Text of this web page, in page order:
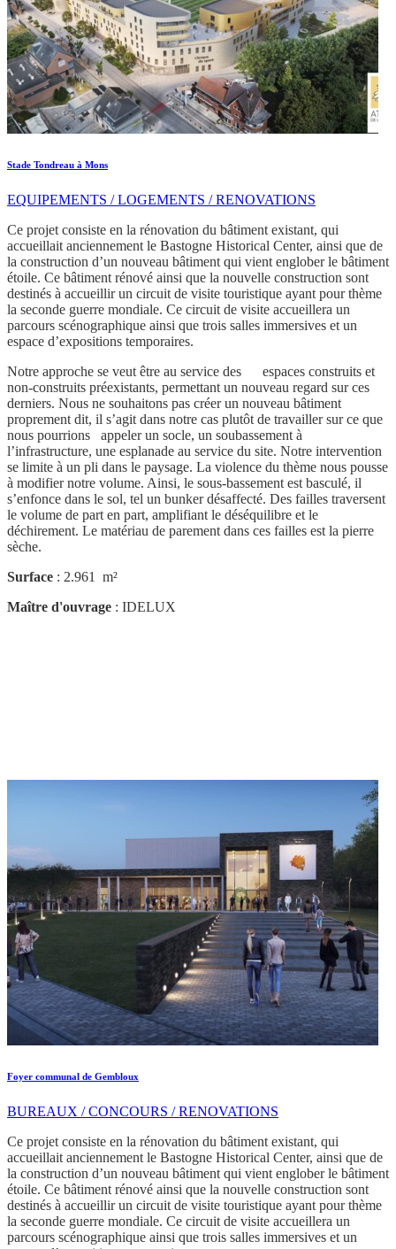
Stade Tondreau à Mons
EQUIPEMENTS / LOGEMENTS / RENOVATIONS
Ce projet consiste en la rénovation du bâtiment existant, qui
accueillait anciennement le Bastogne Historical Center, ainsi que de
la construction d’un nouveau bâtiment qui vient englober le bâtiment
étoile. Ce bâtiment rénové ainsi que la nouvelle construction sont
destinés à accueillir un circuit de visite touristique ayant pour thème
la seconde guerre mondiale. Ce circuit de visite accueillera un
parcours scénographique ainsi que trois salles immersives et un
espace d’expositions temporaires.
Notre approche se veut être au service des espaces construits et
non-construits préexistants, permettant un nouveau regard sur ces
derniers. Nous ne souhaitons pas créer un nouveau bâtiment
proprement dit, il s’agit dans notre cas plutôt de travailler sur ce que
nous pourrions appeler un socle, un soubassement à
l’infrastructure, une esplanade au service du site. Notre intervention
se limite à un pli dans le paysage. La violence du thème nous pousse
à modifier notre volume. Ainsi, le sous-bassement est basculé, il
s’enfonce dans le sol, tel un bunker désaffecté. Des failles traversent
le volume de part en part, amplifiant le déséquilibre et le
déchirement. Le matériau de parement dans ces failles est la pierre
sèche.
Surface : 2.961 m²
Maître d'ouvrage : IDELUX
Foyer communal de Gembloux
BUREAUX / CONCOURS / RENOVATIONS
Ce projet consiste en la rénovation du bâtiment existant, qui
accueillait anciennement le Bastogne Historical Center, ainsi que de
la construction d’un nouveau bâtiment qui vient englober le bâtiment
étoile. Ce bâtiment rénové ainsi que la nouvelle construction sont
destinés à accueillir un circuit de visite touristique ayant pour thème
la seconde guerre mondiale. Ce circuit de visite accueillera un
parcours scénographique ainsi que trois salles immersives et un